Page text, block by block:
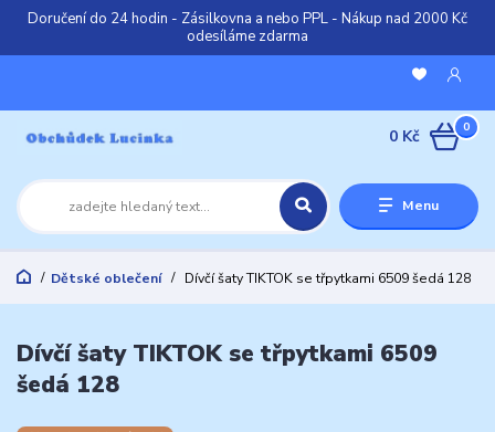
Doručení do 24 hodin - Zásilkovna a nebo PPL - Nákup nad 2000 Kč
odesíláme zdarma
Menu
0
0 Kč
Dětské oblečení Dívčí šaty TIKTOK se třpytkami 6509 šedá 128
Dívčí šaty TIKTOK se třpytkami 6509
šedá 128